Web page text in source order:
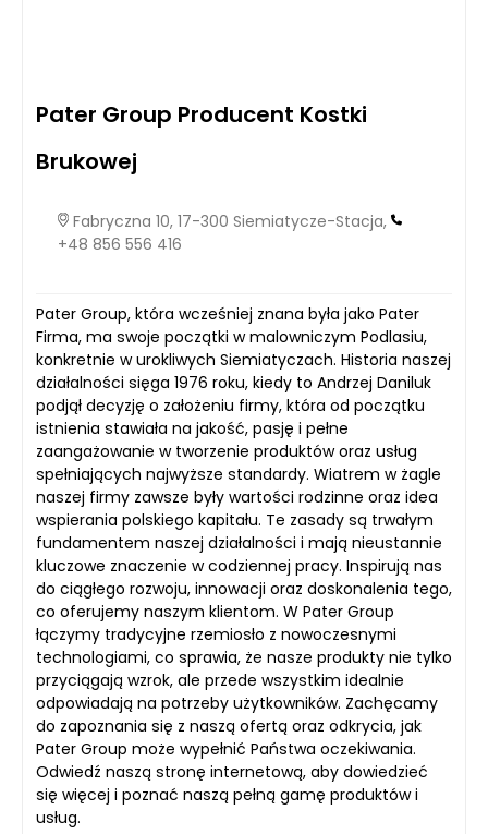
Pater Group Producent Kostki
Brukowej
Fabryczna 10, 17-300 Siemiatycze-Stacja,
+48 856 556 416
Pater Group, która wcześniej znana była jako Pater
Firma, ma swoje początki w malowniczym Podlasiu,
konkretnie w urokliwych Siemiatyczach. Historia naszej
działalności sięga 1976 roku, kiedy to Andrzej Daniluk
podjął decyzję o założeniu firmy, która od początku
istnienia stawiała na jakość, pasję i pełne
zaangażowanie w tworzenie produktów oraz usług
spełniających najwyższe standardy. Wiatrem w żagle
naszej firmy zawsze były wartości rodzinne oraz idea
wspierania polskiego kapitału. Te zasady są trwałym
fundamentem naszej działalności i mają nieustannie
kluczowe znaczenie w codziennej pracy. Inspirują nas
do ciągłego rozwoju, innowacji oraz doskonalenia tego,
co oferujemy naszym klientom. W Pater Group
łączymy tradycyjne rzemiosło z nowoczesnymi
technologiami, co sprawia, że nasze produkty nie tylko
przyciągają wzrok, ale przede wszystkim idealnie
odpowiadają na potrzeby użytkowników. Zachęcamy
do zapoznania się z naszą ofertą oraz odkrycia, jak
Pater Group może wypełnić Państwa oczekiwania.
Odwiedź naszą stronę internetową, aby dowiedzieć
się więcej i poznać naszą pełną gamę produktów i
usług.